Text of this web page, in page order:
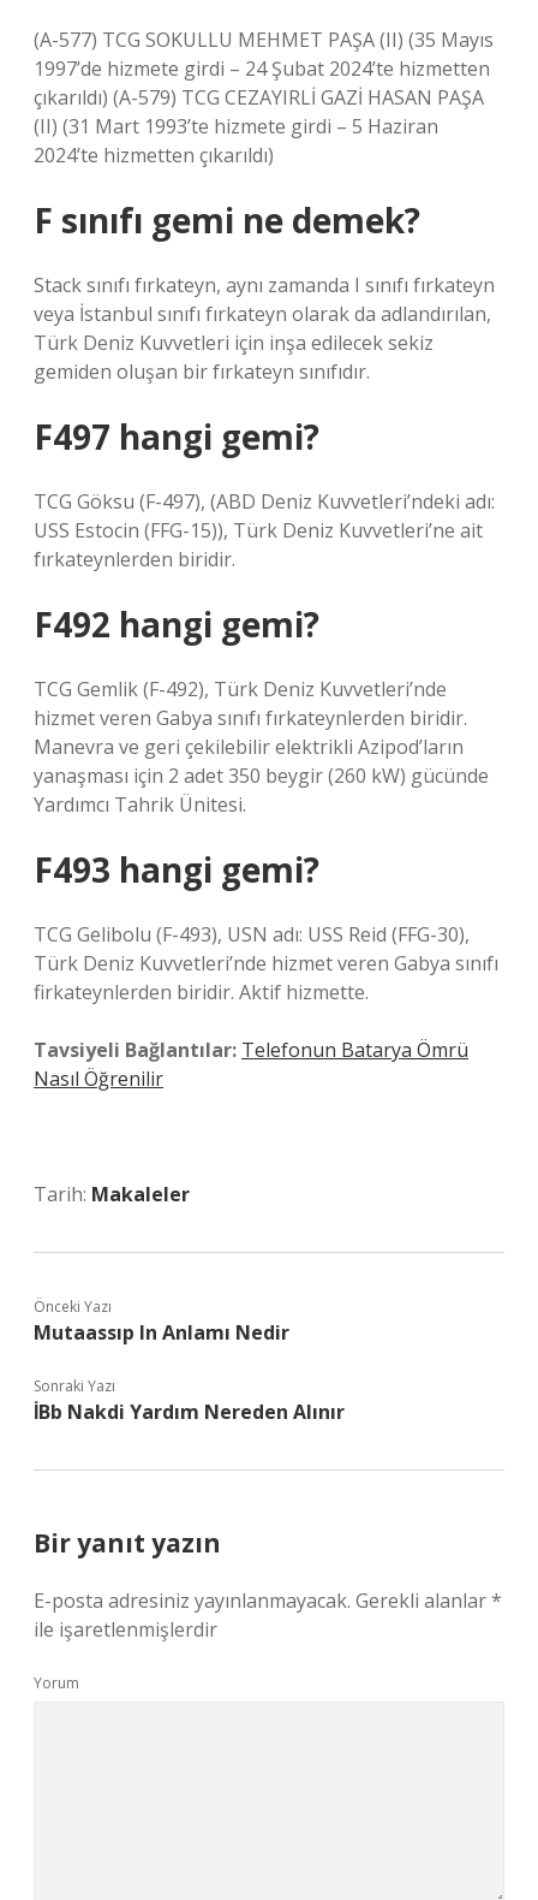
(A-577) TCG SOKULLU MEHMET PAŞA (II) (35 Mayıs
1997’de hizmete girdi – 24 Şubat 2024’te hizmetten
çıkarıldı) (A-579) TCG CEZAYIRLİ GAZİ HASAN PAŞA
(II) (31 Mart 1993’te hizmete girdi – 5 Haziran
2024’te hizmetten çıkarıldı)
F sınıfı gemi ne demek?
Stack sınıfı fırkateyn, aynı zamanda I sınıfı fırkateyn
veya İstanbul sınıfı fırkateyn olarak da adlandırılan,
Türk Deniz Kuvvetleri için inşa edilecek sekiz
gemiden oluşan bir fırkateyn sınıfıdır.
F497 hangi gemi?
TCG Göksu (F-497), (ABD Deniz Kuvvetleri’ndeki adı:
USS Estocin (FFG-15)), Türk Deniz Kuvvetleri’ne ait
fırkateynlerden biridir.
F492 hangi gemi?
TCG Gemlik (F-492), Türk Deniz Kuvvetleri’nde
hizmet veren Gabya sınıfı fırkateynlerden biridir.
Manevra ve geri çekilebilir elektrikli Azipod’ların
yanaşması için 2 adet 350 beygir (260 kW) gücünde
Yardımcı Tahrik Ünitesi.
F493 hangi gemi?
TCG Gelibolu (F-493), USN adı: USS Reid (FFG-30),
Türk Deniz Kuvvetleri’nde hizmet veren Gabya sınıfı
firkateynlerden biridir. Aktif hizmette.
Tavsiyeli Bağlantılar: Telefonun Batarya Ömrü
Nasıl Öğrenilir
Tarih: Makaleler
Önceki Yazı
Mutaassıp In Anlamı Nedir
Sonraki Yazı
İBb Nakdi Yardım Nereden Alınır
Bir yanıt yazın
E-posta adresiniz yayınlanmayacak. Gerekli alanlar*
ile işaretlenmişlerdir
Yorum